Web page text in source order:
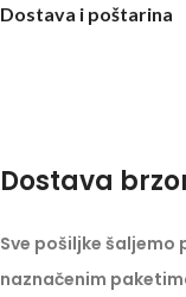
Dostava i poštarina
Dostava
Sve pošiljke šaljemo
naznačenim